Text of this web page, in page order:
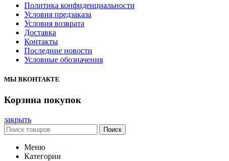
Политика конфиденциальности
Условия предзаказа
Условия возврата
Доставка
Контакты
Последние новости
Условные обозначения
МЫ ВКОНТАКТЕ
Корзина покупок
закрыть
Поиск
Меню
Категории